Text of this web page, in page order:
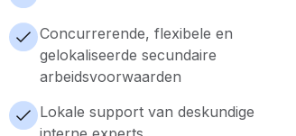
Concurrerende, flexibele en
gelokaliseerde secundaire
arbeidsvoorwaarden
Lokale support van deskundige